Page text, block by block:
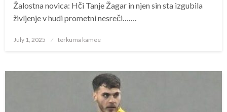
Žalostna novica: Hči Tanje Žagar in njen sin sta izgubila
življenje v hudi prometni nesreči…….
Posted
July 1, 2025 terkuma kamee